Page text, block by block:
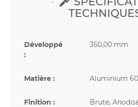
Développé
:
350,00 mm
Matière : Aluminium
Finition :
Brute,